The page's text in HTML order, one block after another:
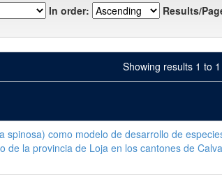
In order: Results/
Showing results 1 to 1
spinosa) como modelo de desarrollo de
de la provincia de Loja en los cantones de